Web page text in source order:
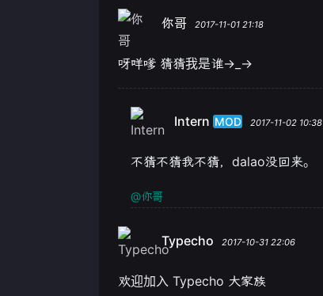
你哥 2017-11-01 21:18
呀咩嗲 猜猜我是谁→_→
Intern MOD 2017-11-02 10:38
不猜不猜我不猜，dalao没回来。
@你哥
Typecho 2017-10-31 22:06
欢迎加入 Typecho 大家族